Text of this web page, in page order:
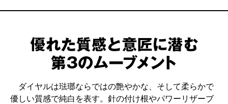
ダイヤルは琺瑯ならではの艶やかな、そして柔らかで
優しい質感で純白を表す。針の付け根やパワーリザーブ